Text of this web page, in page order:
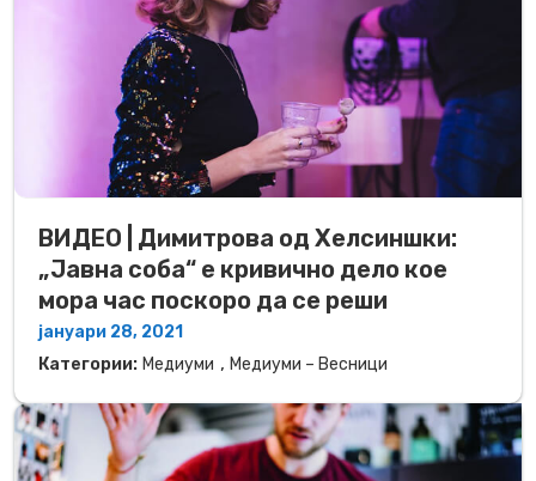
ВИДЕО | Димитрова од Хелсиншки:
„Јавна соба“ е кривично дело кое
мора час поскоро да се реши
јануари 28, 2021
Категории: Медиуми , Медиуми – Весници